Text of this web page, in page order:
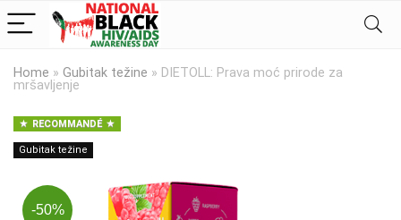
Home » Gubitak težine » DIETOLL: Prava moć prirode za
mršavljenje
RECOMMANDÉ
Gubitak težine
-50%